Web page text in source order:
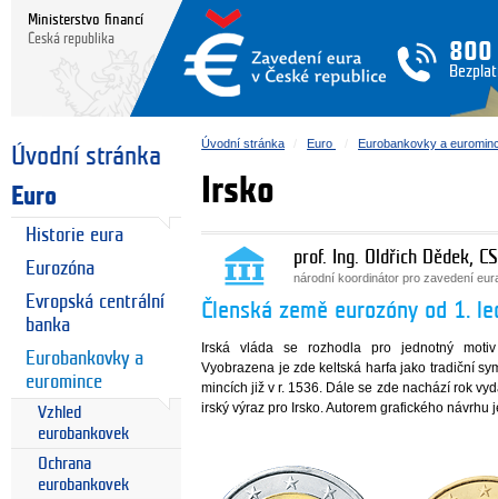
Ministerstvo financí
Česká republika
800
Úvodní stránka
Euro
Historie eura
Eurozóna
Evropská centrální
banka
Eurobankovky a
euromince
Vzhled
eurobankovek
Ochrana
eurobankovek
Úvodní stránka Euro Eurobankovky a
Irsko
prof. Ing. Oldřich Dědek,
národní koordinátor pro zavedení
Členská země eurozóny od 1.
Irská vláda se rozhodla pro jednotný
Vyobrazena je zde keltská harfa jako tradiční
mincích již v r. 1536. Dále se zde nachází rok
irský výraz pro Irsko. Autorem grafického návrhu